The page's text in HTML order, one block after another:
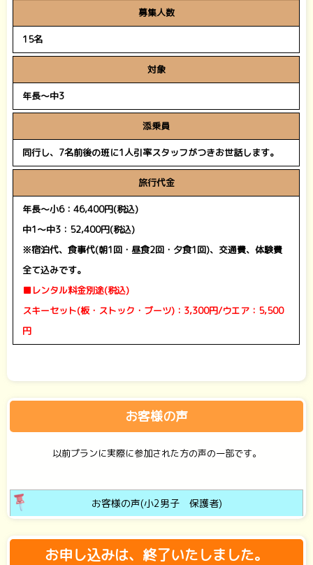
募集人数
15名
対象
年長～中3
添乗員
同行し、7名前後の班に1人引率スタッフがつきお世話します。
旅行代金
年長～小6：46,400円(税込)
中1～中3：52,400円(税込)
※宿泊代、食事代(朝1回・昼食2回・夕食1回)、交通費、体験費
全て込みです。
■レンタル料金別途(税込)
スキーセット(板・ストック・ブーツ)：3,300円/ウエア：5,500
円
お客様の声
以前プランに実際に参加された方の声の一部です。
お客様の声(小2男子 保護者)
お申し込みは、終了いたしました。